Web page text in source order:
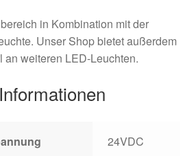
in Kombination mit der
Unser Shop bietet außerdem
weiteren LED-Leuchten.
24VDC